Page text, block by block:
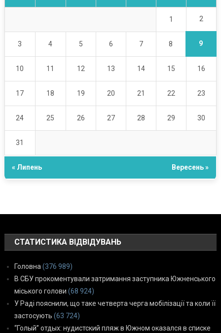
1 2
3 4 5 6 7 8 9
10 11 12 13 14 15 16
17 18 19 20 21 22 23
24 25 26 27 28 29 30
31
« Липень Вересень »
СТАТИСТИКА ВІДВІДУВАНЬ
Головна (376 989)
В СБУ прокоментували затримання заступника Южненського
міського голови (68 924)
У Раді пояснили, що таке четверта черга мобілізації та коли її
застосують (63 724)
“Голый” отдых: нудистский пляж в Южном оказался в списке